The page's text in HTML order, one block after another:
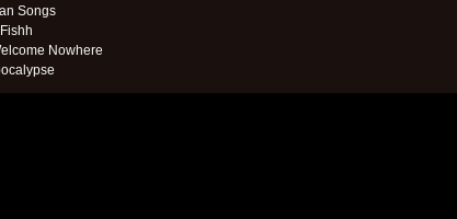
Songs
Nowhere